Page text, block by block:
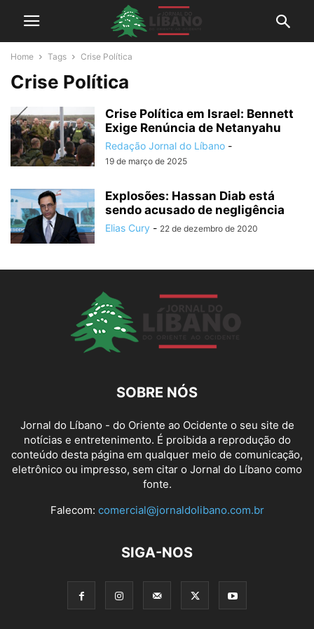
Home Tags Crise Política
Crise Política
Crise Política em Israel: Bennett
Exige Renúncia de Netanyahu
Redação Jornal do Líbano -
19 de março de 2025
Explosões: Hassan Diab está
sendo acusado de negligência
Elias Cury - 22 de dezembro de 2020
SOBRE NÓS
Jornal do Líbano - do Oriente ao Ocidente o seu site de
notícias e entretenimento. É proibida a reprodução do
conteúdo desta página em qualquer meio de comunicação,
eletrônico ou impresso, sem citar o Jornal do Líbano como
fonte.
Falecom: comercial@jornaldolibano.com.br
SIGA-NOS